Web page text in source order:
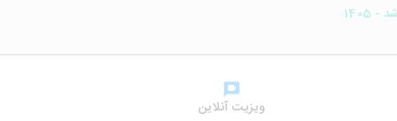
1405
ویزیت آنلاین